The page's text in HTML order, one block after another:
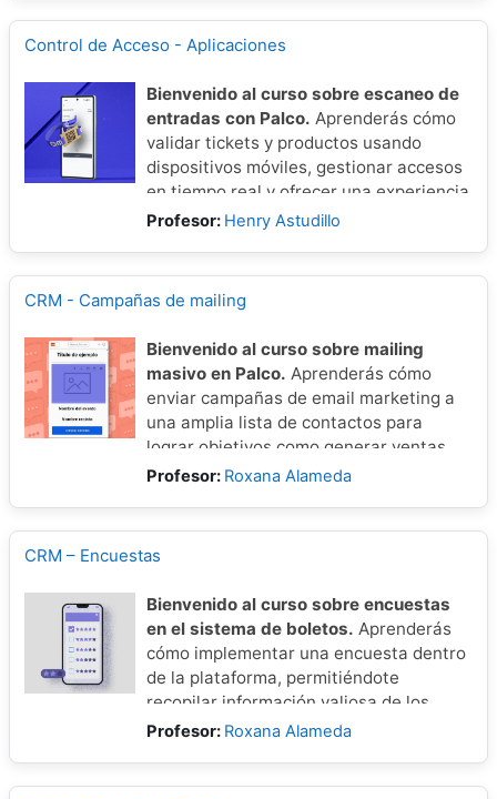
comportamiento del usuario.
Control de Acceso - Aplicaciones
Bienvenido al curso sobre escaneo de
entradas con Palco. Aprenderás cómo
validar tickets y productos usando
dispositivos móviles, gestionar accesos
en tiempo real y ofrecer una experiencia
ágil y segura totalmente integrada con
Profesor: Henry Astudillo
CRM - Campañas de mailing
Bienvenido al curso sobre mailing
masivo en Palco. Aprenderás cómo
enviar campañas de email marketing a
una amplia lista de contactos para
lograr objetivos como generar ventas,
fidelizar clientes y comunicar
Profesor: Roxana Alameda
CRM – Encuestas
Bienvenido al curso sobre encuestas
en el sistema de boletos. Aprenderás
cómo implementar una encuesta dentro
de la plataforma, permitiéndote
recopilar información valiosa de los
usuarios para mejorar la experiencia del
Profesor: Roxana Alameda